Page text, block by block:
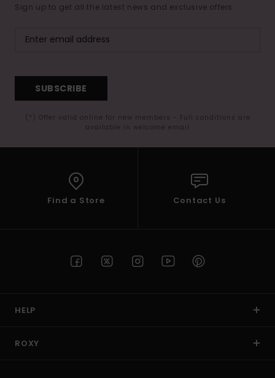
Sign up to get all the latest news and exclusive offers.
SUBSCRIBE
(*) Offer valid online for new members - Full conditions are
available in welcome email
Find a Store Contact Us
HELP
ROXY